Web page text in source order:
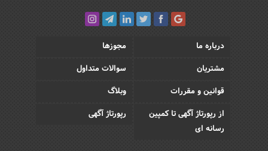
درباره ما
مجوزها
مشتریان
سوالات متداول
قوانین و مقررات
وبلاگ
از رپورتاژ آگهی تا کمپین
رسانه ای
رپورتاژ آگهی